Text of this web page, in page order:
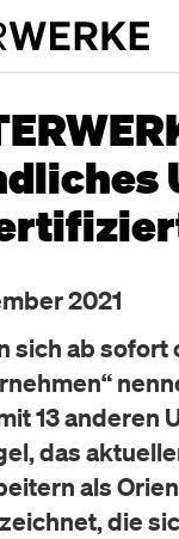
2021
sich ab sofort
13 anderen
das
als
die